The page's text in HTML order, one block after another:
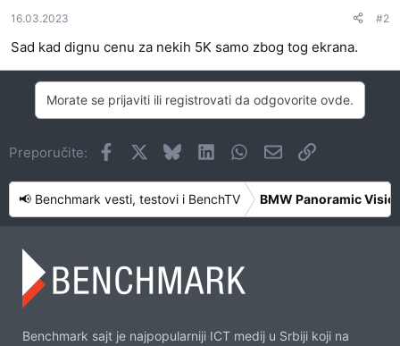
16.03.2023 #2
Sad kad dignu cenu za nekih 5K samo zbog tog ekrana.
Morate se prijaviti ili registrovati da odgovorite ovde.
Preporučite: Facebook BlueskyLinkedInWhatsApp
Imejl Link
📢 Benchmark vesti, testovi i BenchTV BMW Panoramic
Benchmark sajt je najpopularniji ICT medij u Srbiji koji na